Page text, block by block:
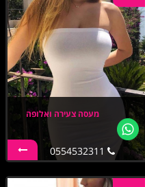
מעסה צעירה ואלופה